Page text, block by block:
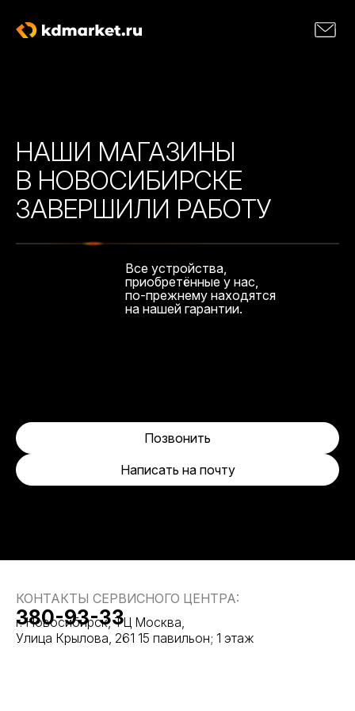
НАШИ МАГАЗИНЫ
В НОВОСИБИРСКЕ
ЗАВЕРШИЛИ РАБОТУ
Все устройства,
приобретённые у нас,
по-прежнему находятся
на нашей гарантии.
Написать на почту
Позвонить
КОНТАКТЫ СЕРВИСНОГО ЦЕНТРА:
г. Новосибирск, ТЦ Москва,
Улица Крылова, 261 15 павильон; 1 этаж
380-93-33